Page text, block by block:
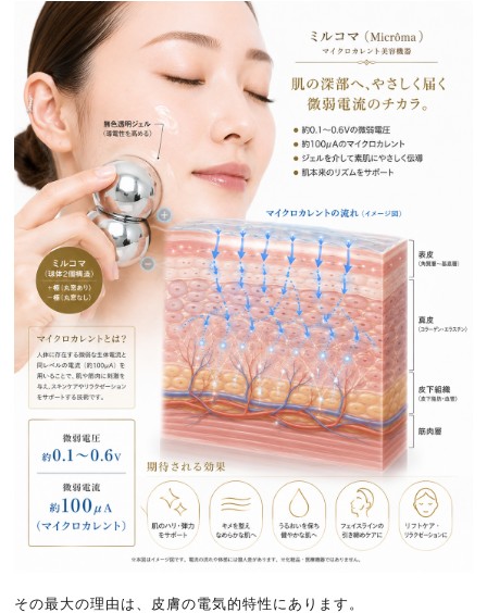
その最大の理由は、皮膚の電気的特性にあります。